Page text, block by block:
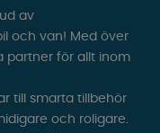
av
och van! Med över
partner för allt inom
till smarta tillbehör
och roligare.